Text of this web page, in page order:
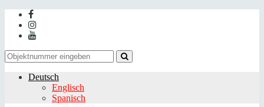
Deutsch
Englisch
Spanisch